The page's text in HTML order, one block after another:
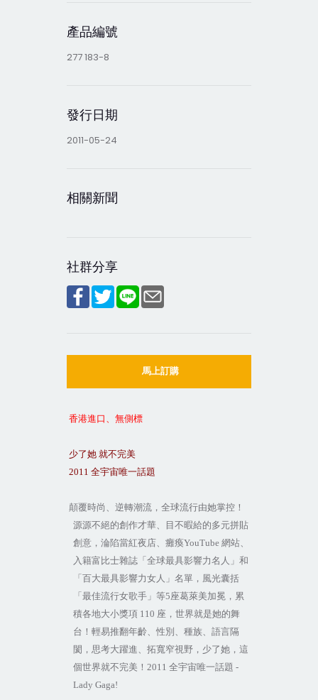
產品編號
277 183-8
發行日期
2011-05-24
相關新聞
社群分享
馬上訂購
香港進口、無側標
少了她 就不完美
2011 全宇宙唯一話題
顛覆時尚、逆轉潮流，全球流行由她掌控！
源源不絕的創作才華、目不暇給的多元拼貼
創意，淪陷當紅夜店、癱瘓YouTube網站、
入籍富比士雜誌「全球最具影響力名人」和
「百大最具影響力女人」名單，風光囊括
「最佳流行女歌手」等5座葛萊美加冕，累
積各地大小獎項 110 座，世界就是她的舞
台！輕易推翻年齡、性別、種族、語言隔
閡，思考大躍進、拓寬窄視野，少了她，這
個世界就不完美！2011全宇宙唯一話題 -
Lady Gaga!